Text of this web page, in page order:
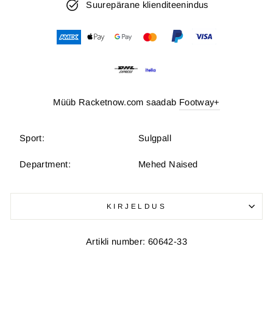
Suurepärane klienditeenindus
Müüb Racketnow.com saadab Footway+
Sport: Sulgpall
Department: Mehed Naised
KIRJELDUS
Artikli number: 60642-33